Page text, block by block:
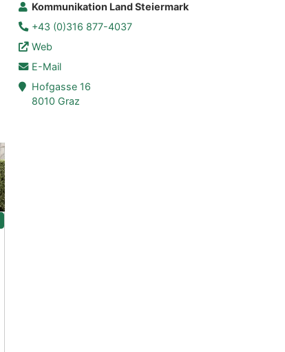
Kommunikation Land Steiermark
+43 (0)316 877-4037
Web
E-Mail
Hofgasse 16
8010 Graz